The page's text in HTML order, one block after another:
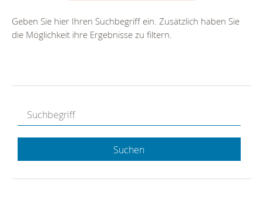
Geben Sie hier Ihren Suchbegriff ein. Zusätzlich haben Sie
die Möglichkeit ihre Ergebnisse zu filtern.
Suchen